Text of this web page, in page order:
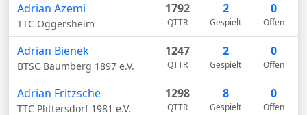
Adrian Azemi
TTC Oggersheim
1792
QTTR
2
Gespielt
0
Offen
Adrian Bienek
BTSC Baumberg 1897 e.V.
1247
QTTR
2
Gespielt
0
Offen
Adrian Fritzsche
TTC Plittersdorf 1981 e.V.
1298
QTTR
8
Gespielt
0
Offen